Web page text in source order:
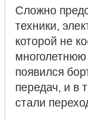
Сложно
техники,
которой не
появился
передач, и в
стали